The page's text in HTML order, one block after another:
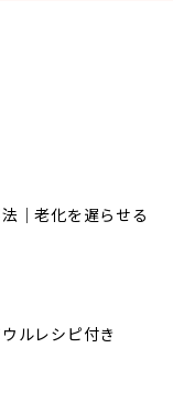
｜老化を遅らせる
ルレシピ付き